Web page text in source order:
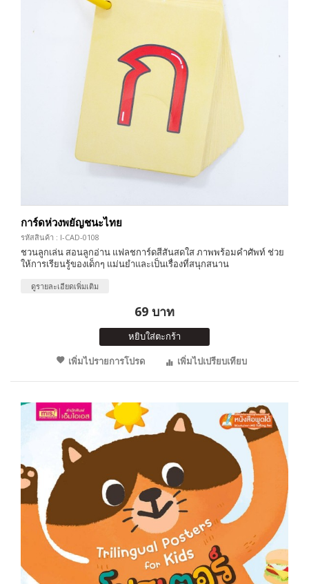
การ์ดห่วงพยัญชนะไทย
รหัสสินค้า : I-CAD-0108
ชวนลูกเล่น สอนลูกอ่าน แฟลชการ์ดสีสันสดใส ภาพพร้อมคำศัพท์ ช่วย
ให้การเรียนรู้ของเด็กๆ แม่นยำและเป็นเรื่องที่สนุกสนาน
ดูรายละเอียดเพิ่มเติม
69 บาท
หยิบใส่ตะกร้า
เพิ่มไปรายการโปรด
เพิ่มไปเปรียบเทียบ